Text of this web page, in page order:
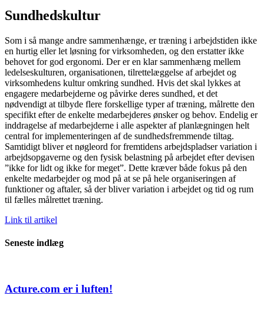
Sundhedskultur
Som i så mange andre sammenhænge, er træning i arbejdstiden ikke
en hurtig eller let løsning for virksomheden, og den erstatter ikke
behovet for god ergonomi. Der er en klar sammenhæng mellem
ledelseskulturen, organisationen, tilrettelæggelse af arbejdet og
virksomhedens kultur omkring sundhed. Hvis det skal lykkes at
engagere medarbejderne og påvirke deres sundhed, et det
nødvendigt at tilbyde flere forskellige typer af træning, målrette den
specifikt efter de enkelte medarbejderes ønsker og behov. Endelig er
inddragelse af medarbejderne i alle aspekter af planlægningen helt
central for implementeringen af de sundhedsfremmende tiltag.
Samtidigt bliver et nøgleord for fremtidens arbejdspladser variation i
arbejdsopgaverne og den fysisk belastning på arbejdet efter devisen
”ikke for lidt og ikke for meget”. Dette kræver både fokus på den
enkelte medarbejder og mod på at se på hele organiseringen af
funktioner og aftaler, så der bliver variation i arbejdet og tid og rum
til fælles målrettet træning.
Link til artikel
Seneste indlæg
Acture.com er i luften!